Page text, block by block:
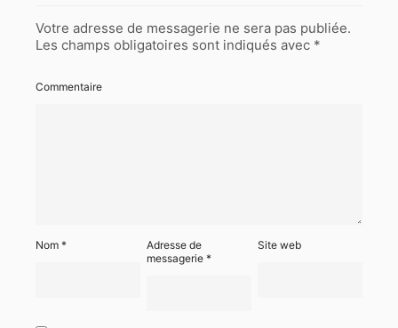
Votre adresse de messagerie ne sera pas publiée.
Les champs obligatoires sont indiqués avec *
Commentaire
Nom *
Adresse de
messagerie*
Site web